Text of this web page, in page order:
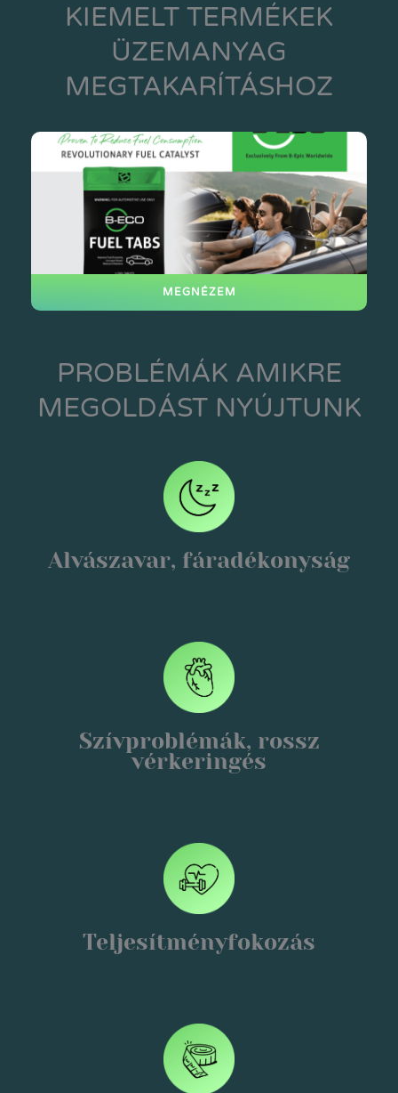
KIEMELT TERMÉKEK
ÜZEMANYAG
MEGTAKARÍTÁSHOZ
MEGNÉZEM
PROBLÉMÁK AMIKRE
MEGOLDÁST NYÚJTUNK
Alvászavar, fáradékonyság
Szívproblémák, rossz
vérkeringés
Teljesítményfokozás